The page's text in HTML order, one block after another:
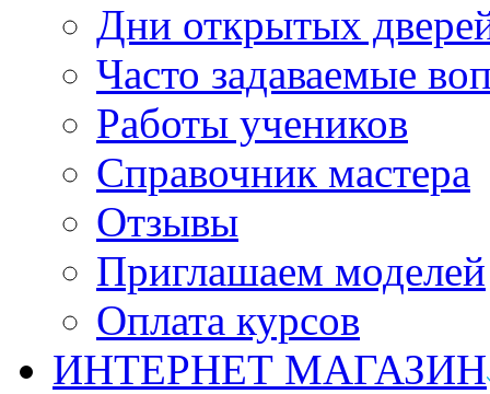
Дни открытых
Часто задаваемые
Работы учеников
Справочник мастера
Отзывы
Приглашаем моделей
Оплата курсов
ИНТЕРНЕТ МАГАЗИН